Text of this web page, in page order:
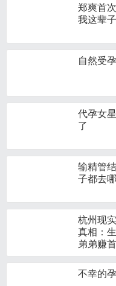
郑爽首
我这辈
自然受
代孕女
了
输精管
子都去
杭州现
真相：
弟弟赚
不幸的